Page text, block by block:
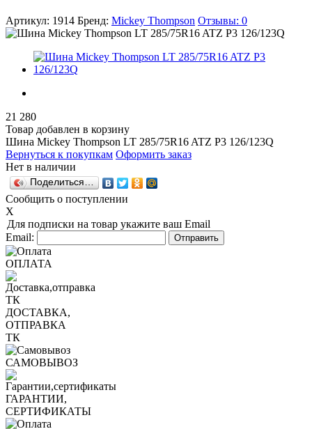
Артикул: 1914 Бренд: Mickey Thompson Отзывы: 0
21 280
Товар добавлен в корзину
Шина Mickey Thompson LT 285/75R16 ATZ P3 126/123Q
Вернуться к покупкам Оформить заказ
Нет в наличии
Поделиться…
Сообщить о поступлении
X
Для подписки на товар укажите ваш Email
Email:
ОПЛАТА
ДОСТАВКА,
ОТПРАВКА
ТК
САМОВЫВОЗ
ГАРАНТИИ,
СЕРТИФИКАТЫ